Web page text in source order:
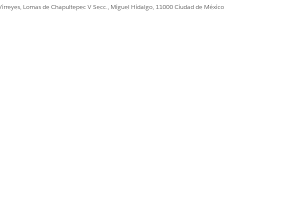
Lomas de Chapultepec V Secc., Miguel Hidalgo, 11000 Ciudad de México